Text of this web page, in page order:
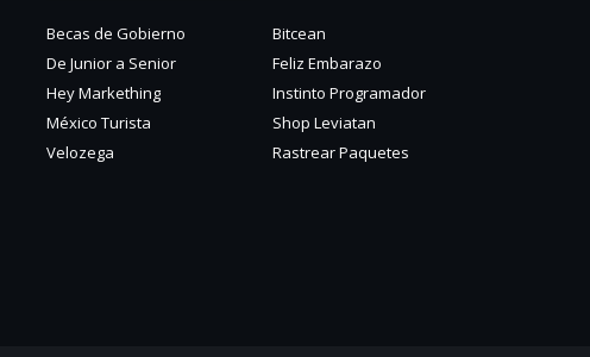
Becas de Gobierno
Bitcean
De Junior a Senior
Feliz Embarazo
Hey Markething
Instinto Programador
México Turista
Shop Leviatan
Velozega
Rastrear Paquetes